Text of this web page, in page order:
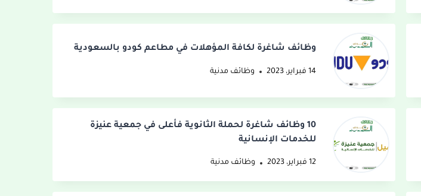
وظائف شاغرة لكافة المؤهلات في مطاعم كودو بالسعودية
14 فبراير، 2023 وظائف مدنية
10 وظائف شاغرة لحملة الثانوية فأعلى في جمعية عنيزة
للخدمات الإنسانية
12 فبراير، 2023 وظائف مدنية